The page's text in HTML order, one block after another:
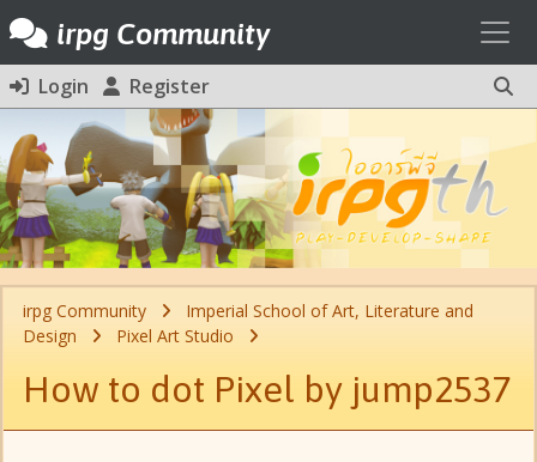
irpg Community
Login Register
irpg Community
Imperial School of Art, Literature and
Design
Pixel Art Studio
How to dot Pixel by jump2537